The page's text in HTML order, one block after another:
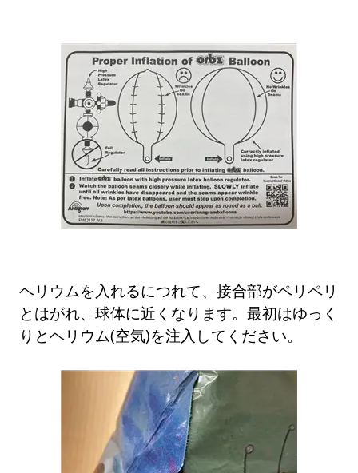
ヘリウムを入れるにつれて、接合部がペリペリ
とはがれ、球体に近くなります。最初はゆっく
りとヘリウム(空気)を注入してください。